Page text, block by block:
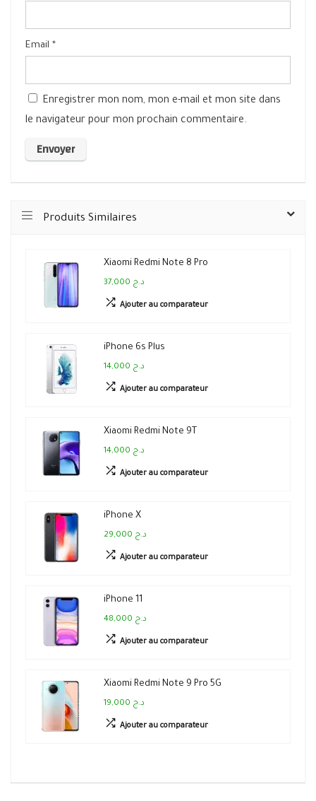
Email *
Enregistrer mon nom, mon e-mail et mon site dans
le navigateur pour mon prochain commentaire.
Produits Similaires
Xiaomi Redmi Note 8 Pro
37,000 د.ج
Ajouter au comparateur
iPhone 6s Plus
14,000 د.ج
Ajouter au comparateur
Xiaomi Redmi Note 9T
14,000 د.ج
Ajouter au comparateur
iPhone X
29,000 د.ج
Ajouter au comparateur
iPhone 11
48,000 د.ج
Ajouter au comparateur
Xiaomi Redmi Note 9 Pro 5G
19,000 د.ج
Ajouter au comparateur